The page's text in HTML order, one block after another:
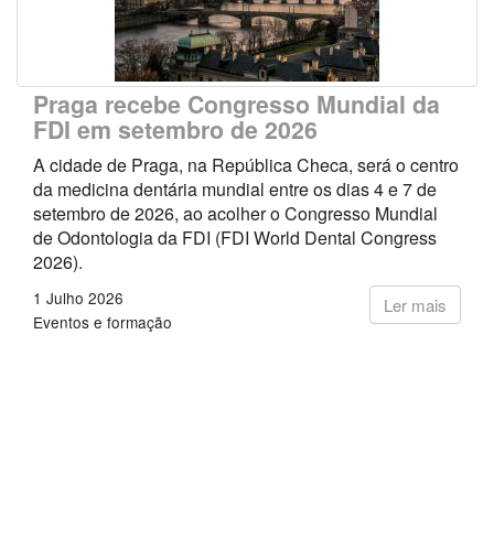
Praga recebe Congresso Mundial da
FDI em setembro de 2026
A cidade de Praga, na República Checa, será o centro
da medicina dentária mundial entre os dias 4 e 7 de
setembro de 2026, ao acolher o Congresso Mundial
de Odontologia da FDI (FDI World Dental Congress
2026).
Ler mais
1 Julho 2026
Eventos e formação